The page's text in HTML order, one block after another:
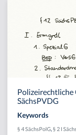
Polizeirechtliche
SächsPVDG
Keywords
§ 4 SächsPolG § 2 I